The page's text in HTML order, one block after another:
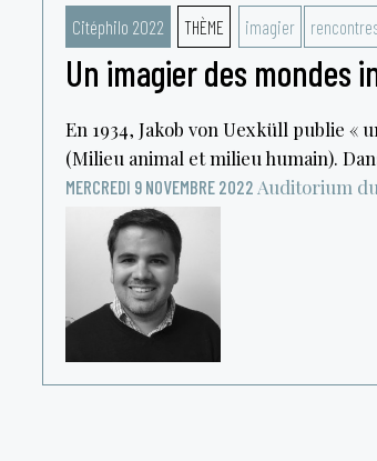
Citéphilo 2022 THÈME imagier
Un imagier des mondes
En 1934, Jakob von Uexküll publie «
(Milieu animal et milieu humain).
MERCREDI 9 NOVEMBRE 2022 Auditorium